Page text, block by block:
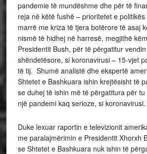
pandemie të mundëshme dhe për të
reja në këtë fushë – prioritetet e
marrë me kriza të tjera botërore të asaj
nismë të hidhej në harresë, megjithë
Presidentit Bush, për të përgatitur
shëndetësore, si koronavirusi – 15-vjet
të tij. Shumë analistë dhe ekspertë
Shtetet e Bashkuara ishin krejtësisht të
se duhej të ishin më të përgatitura për
një pandemi kaq serioze, si koronavirusi.
Duke lexuar raportin e televizionit
me paralajmërimin e Presidentit Xhorxh
se Shtetet e Bashkuara nuk ishin të